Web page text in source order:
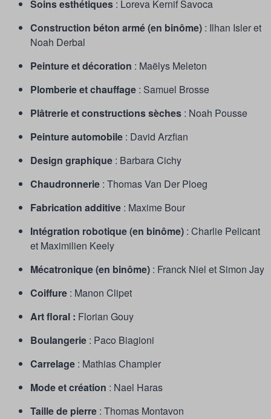
Soins esthétiques : Loreva Kernif Savoca
Construction béton armé (en binôme) : Ilhan Isler et
Noah Derbal
Peinture et décoration : Maëlys Meleton
Plomberie et chauffage : Samuel Brosse
Plâtrerie et constructions sèches : Noah Pousse
Peinture automobile : David Arzfian
Design graphique : Barbara Cichy
Chaudronnerie : Thomas Van Der Ploeg
Fabrication additive : Maxime Bour
Intégration robotique (en binôme) : Charlie Pelicant
et Maximilien Keely
Mécatronique (en binôme) : Franck Niel et Simon Jay
Coiffure : Manon Clipet
Art floral : Florian Gouy
Boulangerie : Paco Biagioni
Carrelage : Mathias Champier
Mode et création : Nael Haras
Taille de pierre : Thomas Montavon